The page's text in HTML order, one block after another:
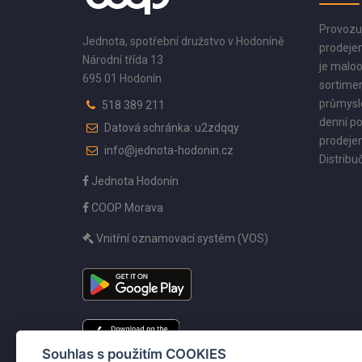
Jednota, spotřební družstvo v Hodoníně
Národní třída 13
695 01 Hodonín
518 389 211
Datová schránka: u2zdqqy
info@jednota-hodonin.cz
Jednota Hodonín
COOP Morava
Vnitřní oznamovací systém (VOS)
je
denní
Souhlas s použitím COOKIES